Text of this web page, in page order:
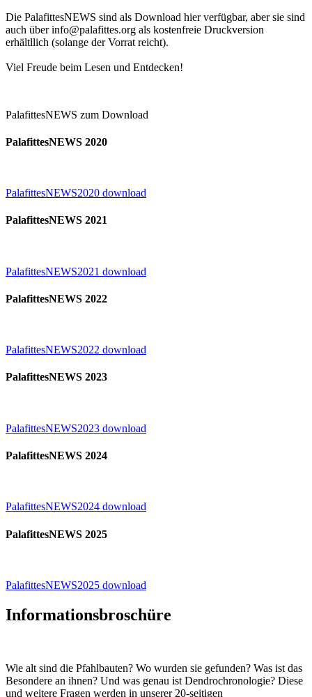
Die PalafittesNEWS sind als Download hier verfügbar, aber sie sind
auch über info@palafittes.org als kostenfreie Druckversion
erhältllich (solange der Vorrat reicht).
Viel Freude beim Lesen und Entdecken!
PalafittesNEWS zum Download
PalafittesNEWS 2020
PalafittesNEWS2020 download
PalafittesNEWS 2021
PalafittesNEWS2021 download
PalafittesNEWS 2022
PalafittesNEWS2022 download
PalafittesNEWS 2023
PalafittesNEWS2023 download
PalafittesNEWS 2024
PalafittesNEWS2024 download
PalafittesNEWS 2025
PalafittesNEWS2025 download
Informationsbroschüre
Wie alt sind die Pfahlbauten? Wo wurden sie gefunden? Was ist das
Besondere an ihnen? Und was genau ist Dendrochronologie? Diese
und weitere Fragen werden in unserer 20-seitigen